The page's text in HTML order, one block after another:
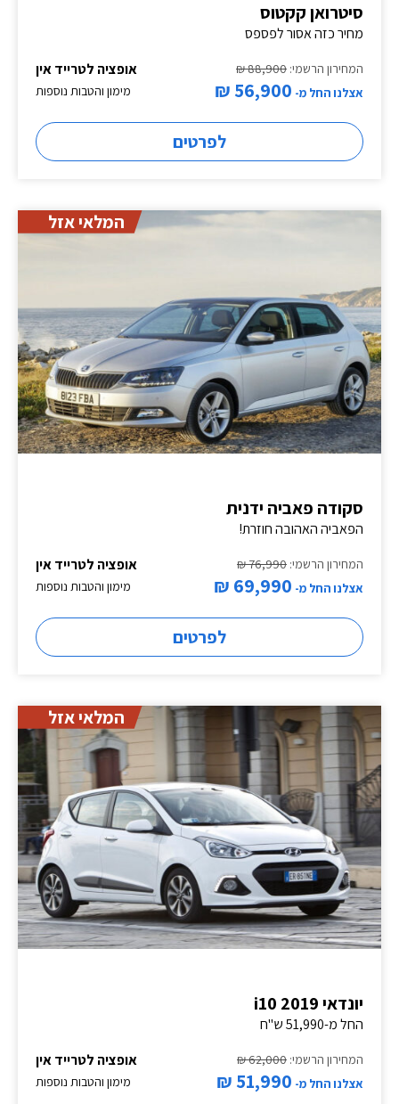
סיטרואן קקטוס
מחיר כזה אסור לפספס
אופציה לטרייד אין
המחירון הרשמי: 88,900 ₪
מימון והטבות נוספות
אצלנו החל מ- 56,900 ₪
לפרטים
המלאי אזל
סקודה פאביה ידנית
הפאביה האהובה חוזרת!
אופציה לטרייד אין
המחירון הרשמי: 76,990 ₪
מימון והטבות נוספות
אצלנו החל מ- 69,990 ₪
לפרטים
המלאי אזל
יונדאי i10 2019
החל מ-51,990 ש"ח
אופציה לטרייד אין
המחירון הרשמי: 62,000 ₪
מימון והטבות נוספות
אצלנו החל מ- 51,990 ₪